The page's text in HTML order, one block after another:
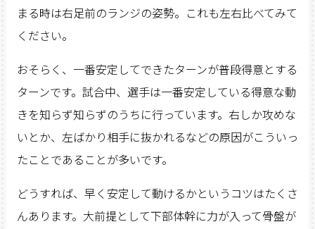
まる時は右足前のランジの姿勢。これも左右比べてみて
ください。
おそらく、一番安定してできたターンが普段得意とする
ターンです。試合中、選手は一番安定している得意な動
きを知らず知らずのうちに行っています。右しか攻めな
いとか、左ばかり相手に抜かれるなどの原因がこういっ
たことであることが多いです。
どうすれば、早く安定して動けるかというコツはたくさ
んあります。大前提として下部体幹に力が入って骨盤が